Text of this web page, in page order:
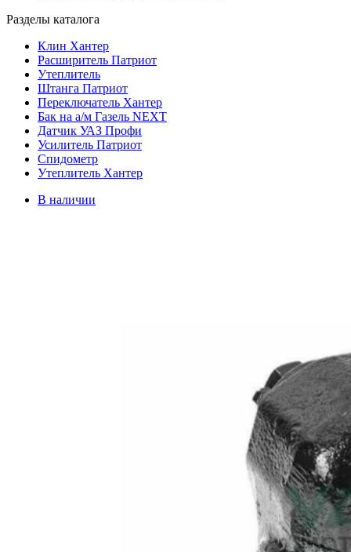
Разделы каталога
Клин Хантер
Расширитель Патриот
Утеплитель
Штанга Патриот
Переключатель Хантер
Бак на а/м Газель NEXT
Датчик УАЗ Профи
Усилитель Патриот
Спидометр
Утеплитель Хантер
В наличии